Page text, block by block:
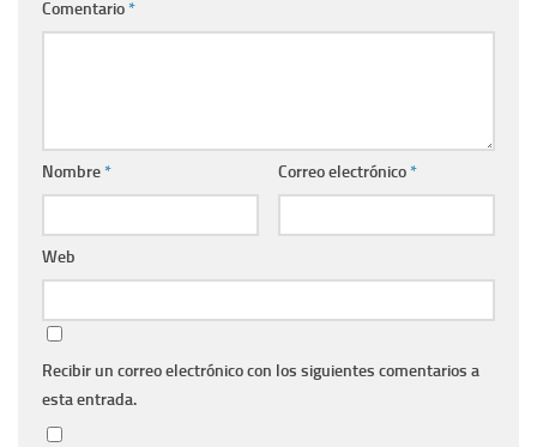
Comentario*
Nombre* Correo electrónico*
Web
Recibir un correo electrónico con los siguientes comentarios a
esta entrada.